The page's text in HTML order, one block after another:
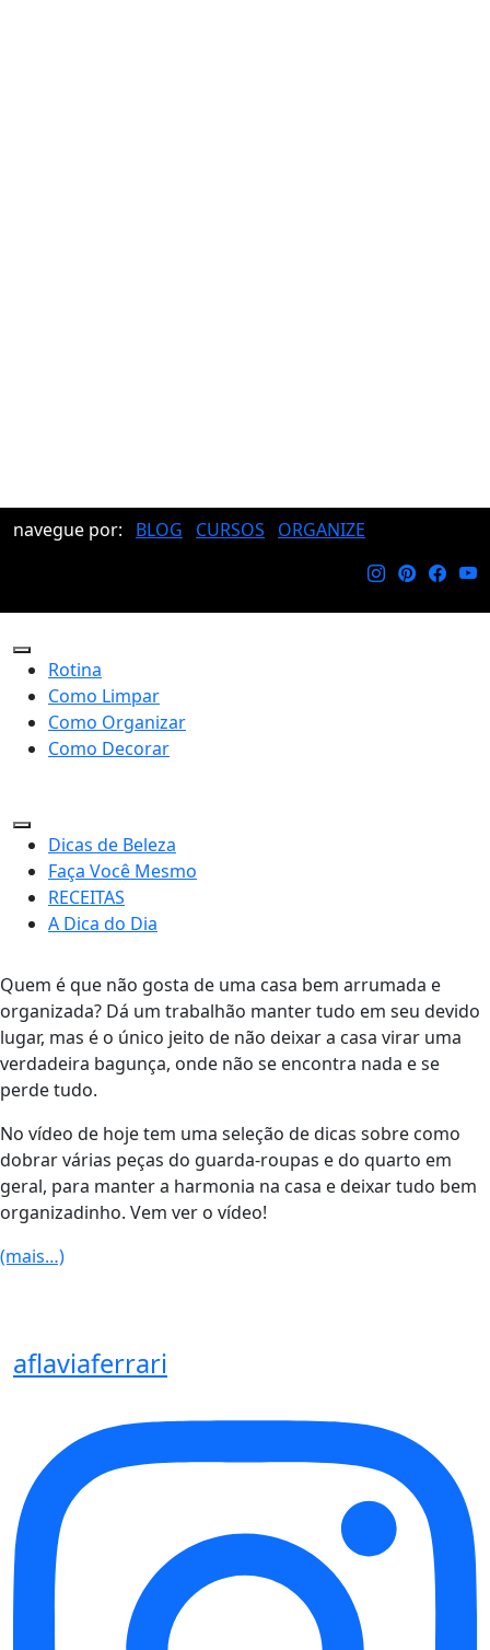
navegue por: BLOG CURSOS ORGANIZE
Rotina
Como Limpar
Como Organizar
Como Decorar
Dicas de Beleza
Faça Você Mesmo
RECEITAS
A Dica do Dia
Quem é que não gosta de uma casa bem arrumada e
organizada? Dá um trabalhão manter tudo em seu devido
lugar, mas é o único jeito de não deixar a casa virar uma
verdadeira bagunça, onde não se encontra nada e se
perde tudo.
No vídeo de hoje tem uma seleção de dicas sobre como
dobrar várias peças do guarda-roupas e do quarto em
geral, para manter a harmonia na casa e deixar tudo bem
organizadinho. Vem ver o vídeo!
(mais…)
aflaviaferrari